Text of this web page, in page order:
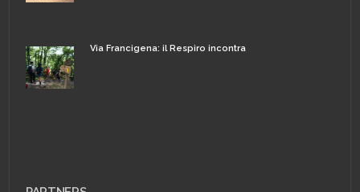
Via Francigena: il Respiro incontra